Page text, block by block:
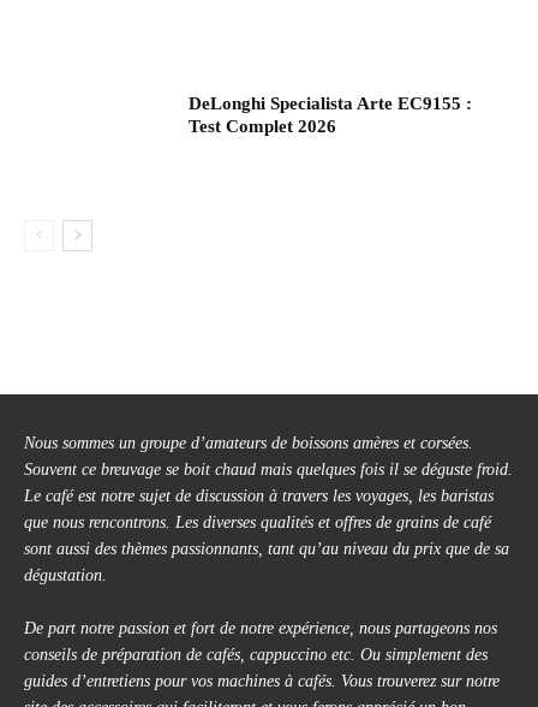
DeLonghi Specialista Arte EC9155 :
Test Complet 2026
Nous sommes un groupe d’amateurs de boissons amères et corsées.
Souvent ce breuvage se boit chaud mais quelques fois il se déguste froid.
Le café est notre sujet de discussion à travers les voyages, les baristas
que nous rencontrons. Les diverses qualités et offres de grains de café
sont aussi des thèmes passionnants, tant qu’au niveau du prix que de sa
dégustation.
De part notre passion et fort de notre expérience, nous partageons nos
conseils de préparation de cafés, cappuccino etc. Ou simplement des
guides d’entretiens pour vos machines à cafés. Vous trouverez sur notre